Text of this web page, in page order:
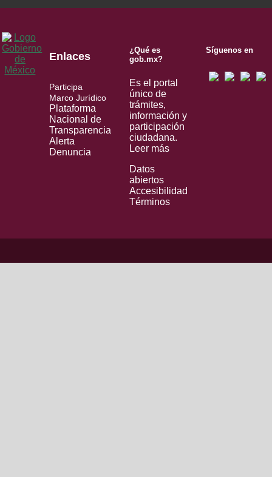
Enlaces
Participa
Marco Jurídico
Plataforma
Nacional de
Transparencia
Alerta
Denuncia
¿Qué es
gob.mx?
Es el portal
único de
trámites,
información y
participación
ciudadana.
Leer más
Datos
abiertos
Accesibilidad
Términos
Síguenos en